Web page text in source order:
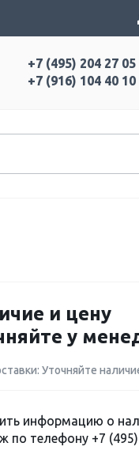
+7 (495) 204 27 05
+7 (916) 104 40 10
и цену
у
Уточняйте
информацию о
по телефону +7